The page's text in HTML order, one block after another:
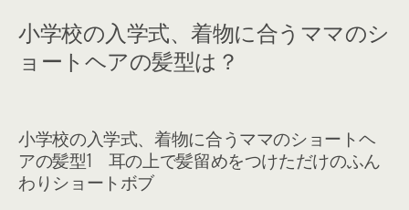
小学校の入学式、着物に合うママのシ
ョートヘアの髪型は？
小学校の入学式、着物に合うママのショートヘ
アの髪型1 耳の上で髪留めをつけただけのふん
わりショートボブ